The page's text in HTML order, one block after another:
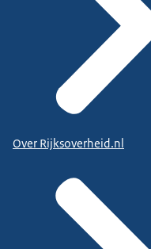
Over Rijksoverheid.nl